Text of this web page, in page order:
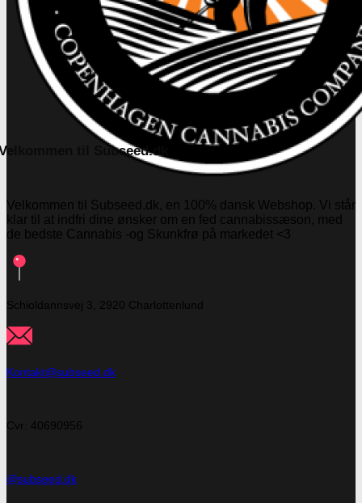
til Subseed.dk
Velkommen til Subseed.dk, en 100% dansk Webshop. Vi står
klar til at indfri dine ønsker om en fed cannabissæson, med
de bedste Cannabis -og Skunkfrø på markedet <3
Schioldannsvej 3, 2920 Charlottenlund
Kontakt@subseed.dk
Cvr: 40690956
@subseed.dk